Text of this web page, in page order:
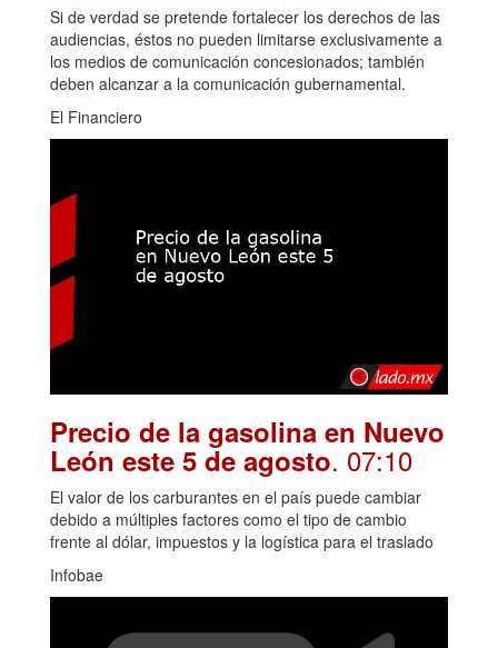
Si de verdad se pretende fortalecer los derechos de las
audiencias, éstos no pueden limitarse exclusivamente a
los medios de comunicación concesionados; también
deben alcanzar a la comunicación gubernamental.
El Financiero
Precio de la gasolina en Nuevo
León este 5 de agosto. 07:10
El valor de los carburantes en el país puede cambiar
debido a múltiples factores como el tipo de cambio
frente al dólar, impuestos y la logística para el traslado
Infobae